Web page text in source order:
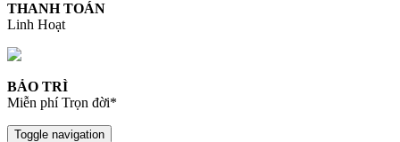
THANH TOÁN
Linh Hoạt
BẢO TRÌ
Miễn phí Trọn đời*
Toggle navigation